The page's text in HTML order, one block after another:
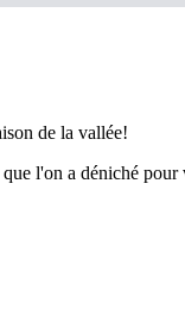
de la vallée!
l'on a déniché